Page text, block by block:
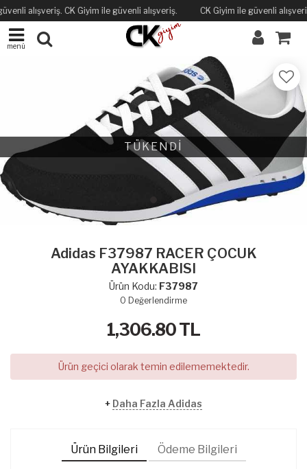
alışveriş. CK Giyim ile güvenli alışveriş. CK Giyim ile güvenli
menü
TÜKENDİ
Adidas F37987 RACER ÇOCUK
AYAKKABISI
Ürün Kodu: F37987
0 Değerlendirme
1,306.80TL
Ürün geçici olarak temin edilememektedir.
+ Daha Fazla Adidas
Ürün Bilgileri Ödeme Bilgileri